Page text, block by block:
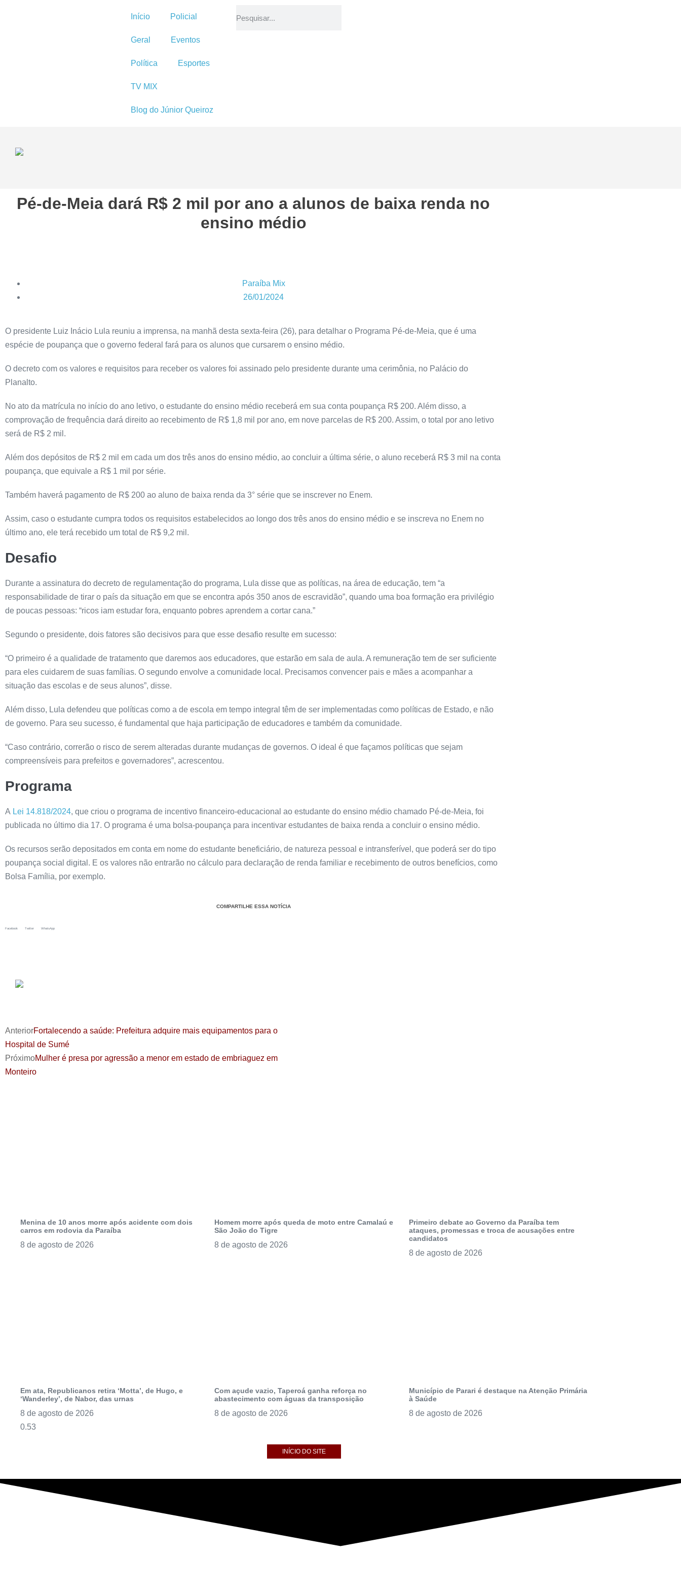
Início Policial
Geral Eventos
Política Esportes
TV MIX
Blog do Júnior Queiroz
Pé-de-Meia dará R$ 2 mil por ano a alunos de baixa renda no
ensino médio
Paraíba Mix
26/01/2024
O presidente Luiz Inácio Lula reuniu a imprensa, na manhã desta sexta-feira (26), para detalhar o Programa Pé-de-Meia, que é uma
espécie de poupança que o governo federal fará para os alunos que cursarem o ensino médio.
O decreto com os valores e requisitos para receber os valores foi assinado pelo presidente durante uma cerimônia, no Palácio do
Planalto.
No ato da matrícula no início do ano letivo, o estudante do ensino médio receberá em sua conta poupança R$ 200. Além disso, a
comprovação de frequência dará direito ao recebimento de R$ 1,8 mil por ano, em nove parcelas de R$ 200. Assim, o total por ano letivo
será de R$ 2 mil.
Além dos depósitos de R$ 2 mil em cada um dos três anos do ensino médio, ao concluir a última série, o aluno receberá R$ 3 mil na conta
poupança, que equivale a R$ 1 mil por série.
Também haverá pagamento de R$ 200 ao aluno de baixa renda da 3° série que se inscrever no Enem.
Assim, caso o estudante cumpra todos os requisitos estabelecidos ao longo dos três anos do ensino médio e se inscreva no Enem no
último ano, ele terá recebido um total de R$ 9,2 mil.
Desafio
Durante a assinatura do decreto de regulamentação do programa, Lula disse que as políticas, na área de educação, tem “a
responsabilidade de tirar o país da situação em que se encontra após 350 anos de escravidão”, quando uma boa formação era privilégio
de poucas pessoas: “ricos iam estudar fora, enquanto pobres aprendem a cortar cana.”
Segundo o presidente, dois fatores são decisivos para que esse desafio resulte em sucesso:
“O primeiro é a qualidade de tratamento que daremos aos educadores, que estarão em sala de aula. A remuneração tem de ser suficiente
para eles cuidarem de suas famílias. O segundo envolve a comunidade local. Precisamos convencer pais e mães a acompanhar a
situação das escolas e de seus alunos”, disse.
Além disso, Lula defendeu que políticas como a de escola em tempo integral têm de ser implementadas como políticas de Estado, e não
de governo. Para seu sucesso, é fundamental que haja participação de educadores e também da comunidade.
“Caso contrário, correrão o risco de serem alteradas durante mudanças de governos. O ideal é que façamos políticas que sejam
compreensíveis para prefeitos e governadores”, acrescentou.
Programa
A Lei 14.818/2024, que criou o programa de incentivo financeiro-educacional ao estudante do ensino médio chamado Pé-de-Meia, foi
publicada no último dia 17. O programa é uma bolsa-poupança para incentivar estudantes de baixa renda a concluir o ensino médio.
Os recursos serão depositados em conta em nome do estudante beneficiário, de natureza pessoal e intransferível, que poderá ser do tipo
poupança social digital. E os valores não entrarão no cálculo para declaração de renda familiar e recebimento de outros benefícios, como
Bolsa Família, por exemplo.
COMPARTILHE ESSA NOTÍCIA
Facebook Twitter WhatsApp
AnteriorFortalecendo a saúde: Prefeitura adquire mais equipamentos para o
Hospital de Sumé
PróximoMulher é presa por agressão a menor em estado de embriaguez em
Monteiro
Menina de 10 anos morre após acidente com dois
carros em rodovia da Paraíba
8 de agosto de 2026
Homem morre após queda de moto entre Camalaú e
São João do Tigre
8 de agosto de 2026
Primeiro debate ao Governo da Paraíba tem
ataques, promessas e troca de acusações entre
candidatos
8 de agosto de 2026
Em ata, Republicanos retira ‘Motta’, de Hugo, e
‘Wanderley’, de Nabor, das urnas
8 de agosto de 2026
Com açude vazio, Taperoá ganha reforça no
abastecimento com águas da transposição
8 de agosto de 2026
Município de Parari é destaque na Atenção Primária
à Saúde
8 de agosto de 2026
INÍCIO DO SITE